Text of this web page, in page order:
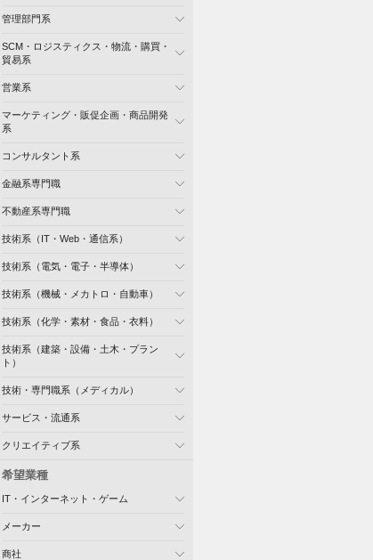
管理部門系
SCM・ロジスティクス・物流・購買・
貿易系
営業系
マーケティング・販促企画・商品開発
系
コンサルタント系
金融系専門職
不動産系専門職
技術系（IT・Web・通信系）
技術系（電気・電子・半導体）
技術系（機械・メカトロ・自動車）
技術系（化学・素材・食品・衣料）
技術系（建築・設備・土木・プラン
ト）
技術・専門職系（メディカル）
サービス・流通系
クリエイティブ系
希望業種
IT・インターネット・ゲーム
メーカー
商社